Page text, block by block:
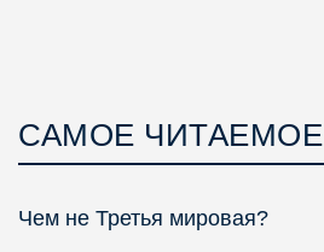
САМОЕ ЧИТАЕМОЕ
Чем не Третья мировая?